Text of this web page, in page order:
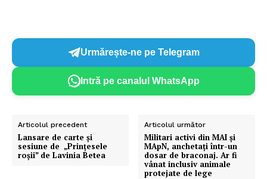
Urmărește-ne pe Telegram
Intră pe canalul WhatsApp
Articolul precedent
Lansare de carte și
sesiune de „Prințesele
roșii” de Lavinia Betea
Articolul următor
Militari activi din MAI şi
MApN, anchetați într-un
dosar de braconaj. Ar fi
vânat inclusiv animale
protejate de lege